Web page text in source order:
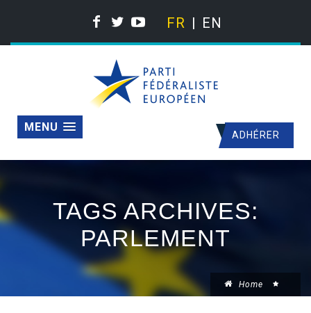
FR EN
ADHÉRER
MENU
TAGS ARCHIVES:
PARLEMENT
Home